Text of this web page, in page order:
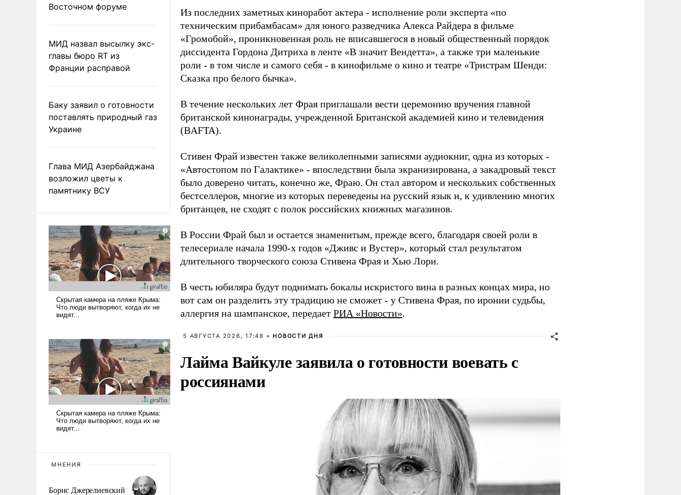
Восточном форуме
МИД назвал высылку экс-
главы бюро RT из
Франции расправой
Баку заявил о готовности
поставлять природный газ
Украине
Глава МИД Азербайджана
возложил цветы к
памятнику ВСУ
МНЕНИЯ
Борис Джерелиевский
Из последних заметных киноработ актера - исполнение роли эксперта «по
техническим прибамбасам» для юного разведчика Алекса Райдера в фильме
«Громобой», проникновенная роль не вписавшегося в новый общественный порядок
диссидента Гордона Дитриха в ленте «В значит Вендетта», а также три маленькие
роли - в том числе и самого себя - в кинофильме о кино и театре «Тристрам Шенди:
Сказка про белого бычка».
В течение нескольких лет Фрая приглашали вести церемонию вручения главной
британской кинонаграды, учрежденной Британской академией кино и телевидения
(BAFTA).
Стивен Фрай известен также великолепными записями аудиокниг, одна из которых -
«Автостопом по Галактике» - впоследствии была экранизирована, а закадровый текст
было доверено читать, конечно же, Фраю. Он стал автором и нескольких собственных
бестселлеров, многие из которых переведены на русский язык и, к удивлению многих
британцев, не сходят с полок российских книжных магазинов.
В России Фрай был и остается знаменитым, прежде всего, благодаря своей роли в
телесериале начала 1990-х годов «Дживс и Вустер», который стал результатом
длительного творческого союза Стивена Фрая и Хью Лори.
В честь юбиляра будут поднимать бокалы искристого вина в разных концах мира, но
вот сам он разделить эту традицию не сможет - у Стивена Фрая, по иронии судьбы,
аллергия на шампанское, передает РИА «Новости».
5 АВГУСТА 2026, 17:48 • НОВОСТИ ДНЯ
Лайма Вайкуле заявила о готовности воевать с
россиянами